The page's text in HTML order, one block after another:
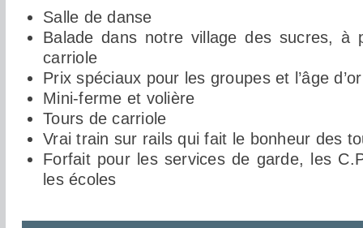
Salle de danse
Balade dans notre village des sucres, à
carriole
Prix spéciaux pour les groupes et l’âge d’or
Mini-ferme et volière
Tours de carriole
Vrai train sur rails qui fait le bonheur des
Forfait pour les services de garde, les
les écoles